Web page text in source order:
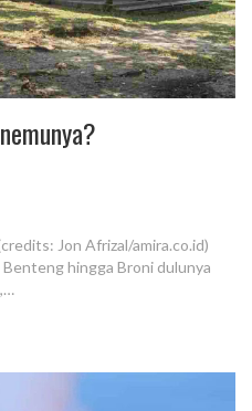
Jon Afrizal/amira.co.id)
hingga Broni dulunya